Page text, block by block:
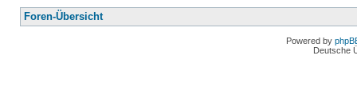
Foren-Übersicht
Powered by
Deutsche